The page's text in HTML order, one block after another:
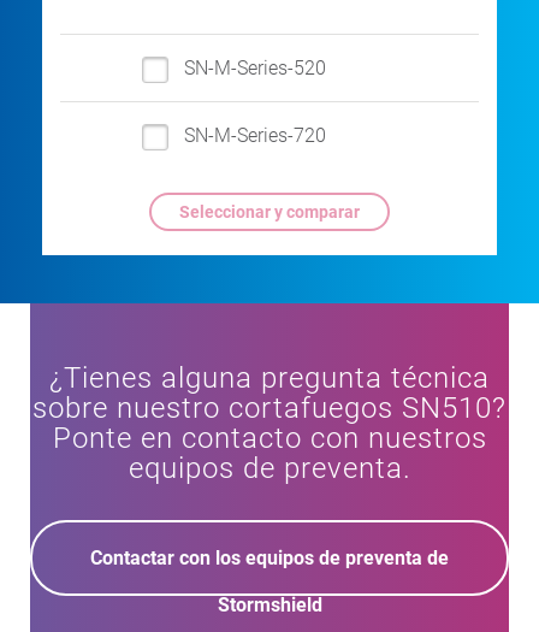
SN-M-Series-520
SN-M-Series-720
¿Tienes alguna pregunta técnica
sobre nuestro cortafuegos SN510?
Ponte en contacto con nuestros
equipos de preventa.
Contactar con los equipos de preventa de
Stormshield